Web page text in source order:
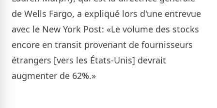
de Wells Fargo, a expliqué lors d'une entrevue
avec le New York Post: «Le volume des stocks
encore en transit provenant de fournisseurs
étrangers [vers les États-Unis] devrait
augmenter de 62%.»